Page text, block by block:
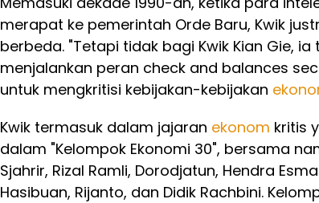
merapat ke pemerintah Orde Baru, Kwik
berbeda. "Tetapi tidak bagi Kwik Kian Gie,
menjalankan peran check and balances
untuk mengkritisi kebijakan-kebijakan
Kwik termasuk dalam jajaran ekonom kritis
dalam "Kelompok Ekonomi 30", bersama
Sjahrir, Rizal Ramli, Dorodjatun, Hendra
Hasibuan, Rijanto, dan Didik Rachbini.